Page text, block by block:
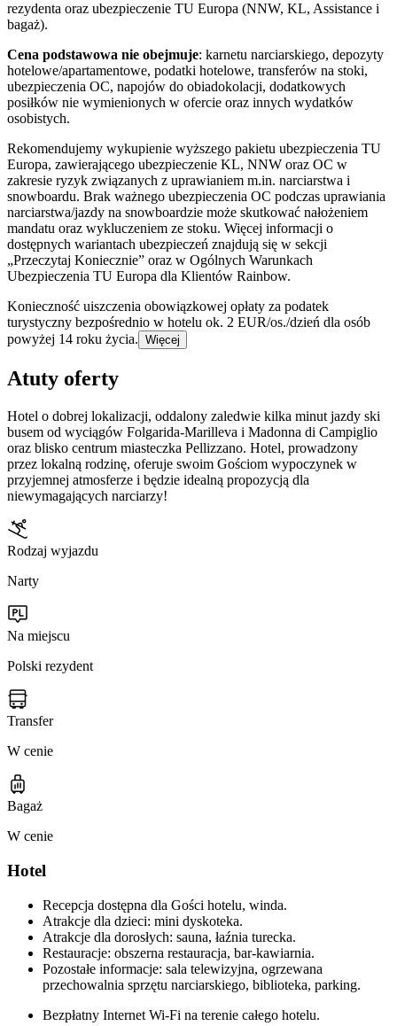
rezydenta oraz ubezpieczenie TU Europa (NNW, KL, Assistance i
bagaż).
Cena podstawowa nie obejmuje: karnetu narciarskiego, depozyty
hotelowe/apartamentowe, podatki hotelowe, transferów na stoki,
ubezpieczenia OC, napojów do obiadokolacji, dodatkowych
posiłków nie wymienionych w ofercie oraz innych wydatków
osobistych.
Rekomendujemy wykupienie wyższego pakietu ubezpieczenia TU
Europa, zawierającego ubezpieczenie KL, NNW oraz OC w
zakresie ryzyk związanych z uprawianiem m.in. narciarstwa i
snowboardu. Brak ważnego ubezpieczenia OC podczas uprawiania
narciarstwa/jazdy na snowboardzie może skutkować nałożeniem
mandatu oraz wykluczeniem ze stoku. Więcej informacji o
dostępnych wariantach ubezpieczeń znajdują się w sekcji
„Przeczytaj Koniecznie” oraz w Ogólnych Warunkach
Ubezpieczenia TU Europa dla Klientów Rainbow.
Konieczność uiszczenia obowiązkowej opłaty za podatek
turystyczny bezpośrednio w hotelu ok. 2 EUR/os./dzień dla osób
powyżej 14 roku życia. Więcej
Atuty oferty
Hotel o dobrej lokalizacji, oddalony zaledwie kilka minut jazdy ski
busem od wyciągów Folgarida-Marilleva i Madonna di Campiglio
oraz blisko centrum miasteczka Pellizzano. Hotel, prowadzony
przez lokalną rodzinę, oferuje swoim Gościom wypoczynek w
przyjemnej atmosferze i będzie idealną propozycją dla
niewymagających narciarzy!
Rodzaj wyjazdu
Narty
Na miejscu
Polski rezydent
Transfer
W cenie
Bagaż
W cenie
Hotel
Recepcja dostępna dla Gości hotelu, winda.
Atrakcje dla dzieci: mini dyskoteka.
Atrakcje dla dorosłych: sauna, łaźnia turecka.
Restauracje: obszerna restauracja, bar-kawiarnia.
Pozostałe informacje: sala telewizyjna, ogrzewana
przechowalnia sprzętu narciarskiego, biblioteka, parking.
Bezpłatny Internet Wi-Fi na terenie całego hotelu.